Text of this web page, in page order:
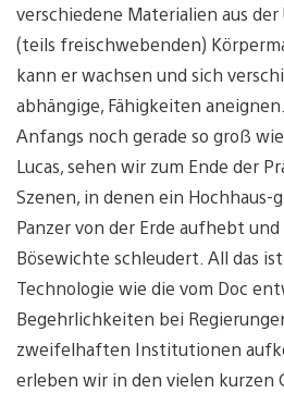
verschiedene Materialien aus
(teils freischwebenden)
kann er wachsen und sich
abhängige, Fähigkeiten
Anfangs noch gerade so groß
Lucas, sehen wir zum Ende der
Szenen, in denen ein Hochhaus-
Panzer von der Erde aufhebt
Bösewichte schleudert. All das
Technologie wie die vom Doc
Begehrlichkeiten bei
zweifelhaften Institutionen
erleben wir in den vielen kurzen